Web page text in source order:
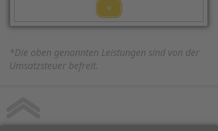
»
*Die oben genannten Leistungen sind von der
Umsatzsteuer befreit.